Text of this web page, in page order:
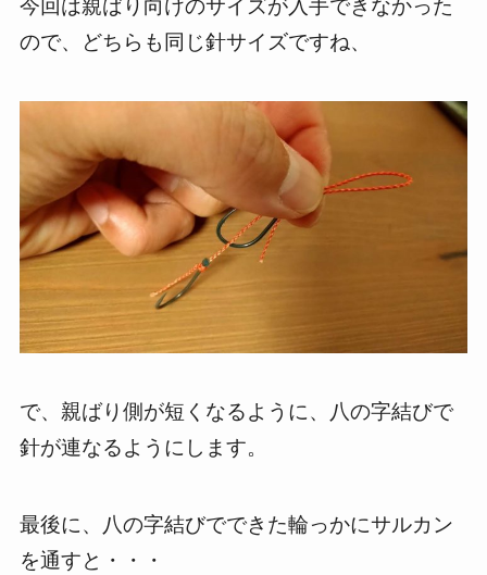
今回は親ばり向けのサイズが入手できなかった
ので、どちらも同じ針サイズですね、
で、親ばり側が短くなるように、八の字結びで
針が連なるようにします。
最後に、八の字結びでできた輪っかにサルカン
を通すと・・・